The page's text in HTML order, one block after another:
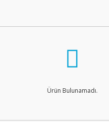
Ürün Bulunamadı.